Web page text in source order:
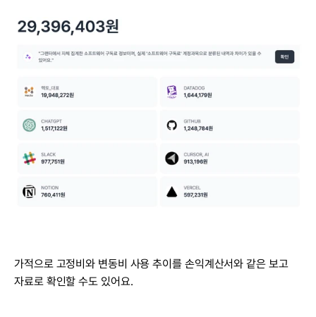
가적으로 고정비와 변동비 사용 추이를 손익계산서와 같은 보고
자료로 확인할 수도 있어요.